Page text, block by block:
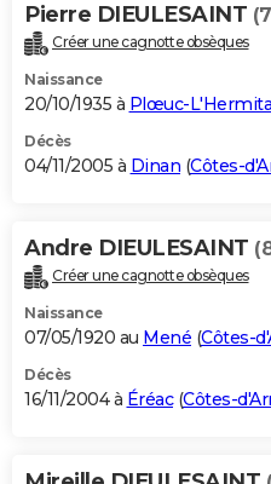
Pierre DIEULESAINT
Créer une cagnotte obsèques
Naissance
20/10/1935 à Plœuc-
Décès
04/11/2005 à Dinan (Côtes-
Andre DIEULESAINT
Créer une cagnotte obsèques
Naissance
07/05/1920 au Mené (Côtes-
Décès
16/11/2004 à Éréac(Côtes-